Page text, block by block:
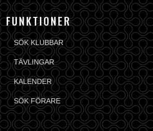
FUNKTIONER
SÖK KLUBBAR
TÄVLINGAR
KALENDER
SÖK FÖRARE